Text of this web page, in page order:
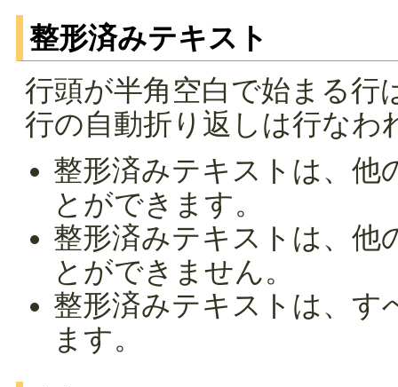
整形済みテキスト
行頭が半角空白で始まる行
行の自動折り返しは行なわ
整形済みテキストは、他
とができます。
整形済みテキストは、他
とができません。
整形済みテキストは、す
ます。